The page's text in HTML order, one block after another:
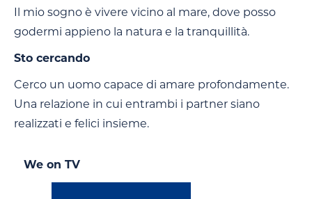
Il mio sogno è vivere vicino al mare, dove posso
godermi appieno la natura e la tranquillità.
Sto cercando
Cerco un uomo capace di amare profondamente.
Una relazione in cui entrambi i partner siano
realizzati e felici insieme.
We on TV